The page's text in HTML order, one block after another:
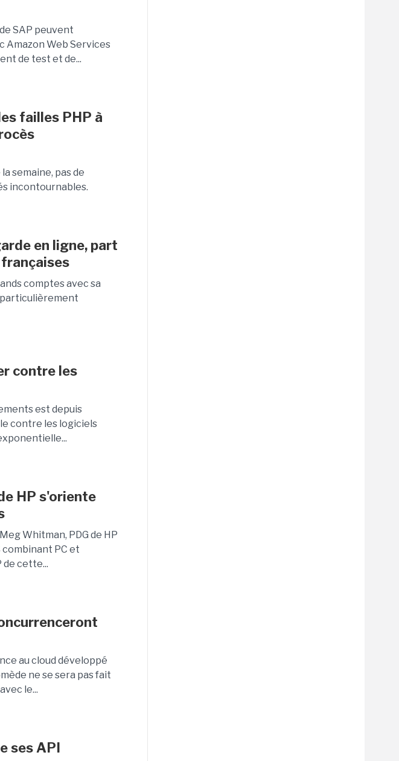
SAP peuvent
Amazon Web Services
de test et de...
failles PHP à
semaine, pas de
incontournables.
en ligne, part
comptes avec sa
contre les
est depuis
contre les logiciels
HP s'oriente
Whitman, PDG de HP
PC et
de cette...
au cloud développé
ne se sera pas fait
le...
ses API